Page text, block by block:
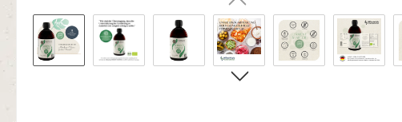
Bildergalerie überspringen